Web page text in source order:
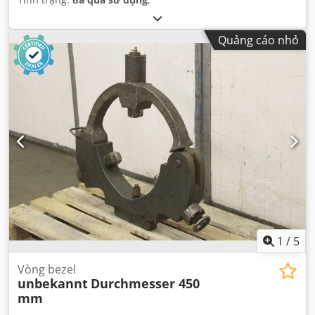
Quảng cáo nhỏ
1 / 5
Vòng bezel
unbekannt Durchmesser 450
mm